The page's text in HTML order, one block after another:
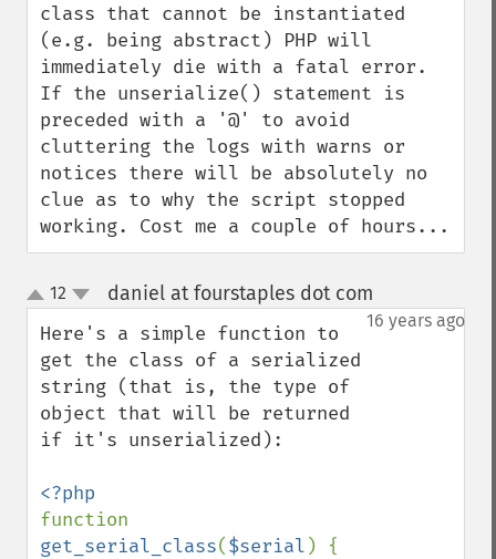
class that cannot be instantiated
(e.g. being abstract) PHP will
immediately die with a fatal error.
If the unserialize() statement is
preceded with a '@' to avoid
cluttering the logs with warns or
notices there will be absolutely no
clue as to why the script stopped
working. Cost me a couple of hours...
up
down
12 daniel at fourstaples dot com
16 years ago
Here's a simple function to
get the class of a serialized
string (that is, the type of
object that will be returned
if it's unserialized):
get_serial_class($serial ) {